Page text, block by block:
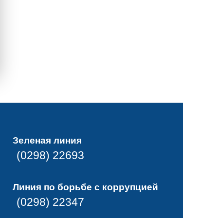
Зеленая линия
(0298) 22693
Линия по борьбе с коррупцией
(0298) 22347